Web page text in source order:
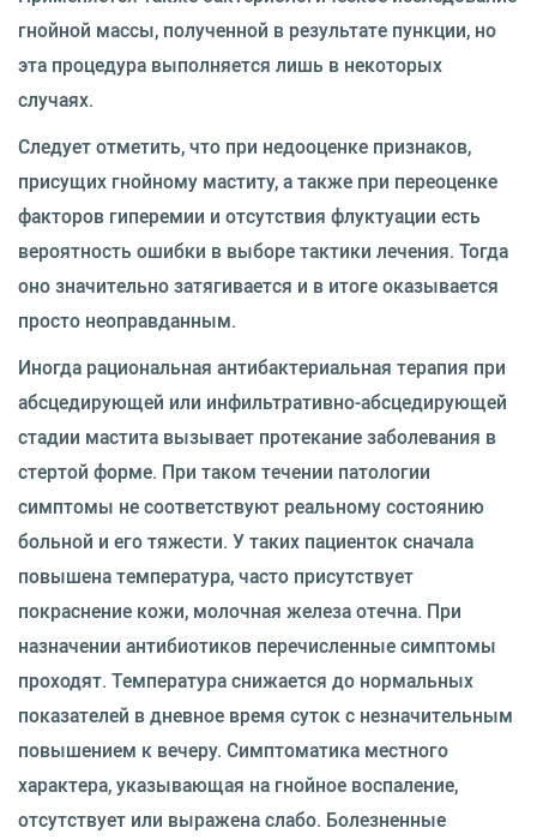
гнойной массы, полученной в результате пункции, но
эта процедура выполняется лишь в некоторых
случаях.
Следует отметить, что при недооценке признаков,
присущих гнойному маститу, а также при переоценке
факторов гиперемии и отсутствия флуктуации есть
вероятность ошибки в выборе тактики лечения. Тогда
оно значительно затягивается и в итоге оказывается
просто неоправданным.
Иногда рациональная антибактериальная терапия при
абсцедирующей или инфильтративно-абсцедирующей
стадии мастита вызывает протекание заболевания в
стертой форме. При таком течении патологии
симптомы не соответствуют реальному состоянию
больной и его тяжести. У таких пациенток сначала
повышена температура, часто присутствует
покраснение кожи, молочная железа отечна. При
назначении антибиотиков перечисленные симптомы
проходят. Температура снижается до нормальных
показателей в дневное время суток с незначительным
повышением к вечеру. Симптоматика местного
характера, указывающая на гнойное воспаление,
отсутствует или выражена слабо. Болезненные